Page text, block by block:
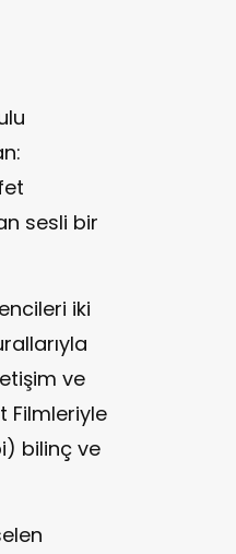
sesli bir
iki
ve
Filmleriyle
bilinç ve